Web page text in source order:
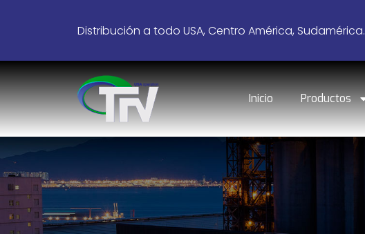
Distribución a todo USA, Centro América, Sudamérica.
Inicio Productos